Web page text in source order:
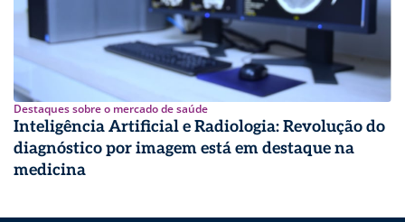
Destaques sobre o mercado de saúde
Inteligência Artificial e Radiologia: Revolução do
diagnóstico por imagem está em destaque na
medicina